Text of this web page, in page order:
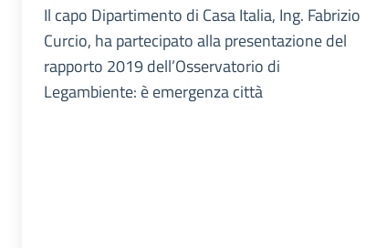
Il capo Dipartimento di Casa Italia, Ing. Fabrizio
Curcio, ha partecipato alla presentazione del
rapporto 2019 dell’Osservatorio di
Legambiente: è emergenza città